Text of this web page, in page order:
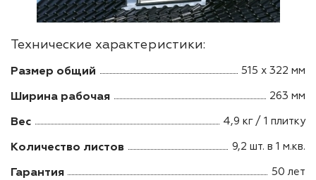
Технические характеристики:
Размер общий 515 х 322 мм
Ширина рабочая 263 мм
Вес 4,9 кг / 1 плитку
Количество листов 9,2 шт. в 1 м.кв.
Гарантия 50 лет